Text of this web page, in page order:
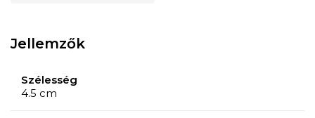
Jellemzők
Szélesség
4.5 cm